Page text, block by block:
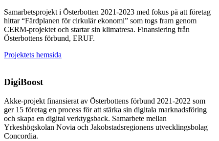
Samarbetsprojekt i Österbotten 2021-2023 med fokus på att företag
hittar “Färdplanen för cirkulär ekonomi” som togs fram genom
CERM-projektet och startar sin klimatresa. Finansiering från
Österbottens förbund, ERUF.
Projektets hemsida
DigiBoost
Akke-projekt finansierat av Österbottens förbund 2021-2022 som
ger 15 företag en process för att stärka sin digitala marknadsföring
och skapa en digital verktygsback. Samarbete mellan
Yrkeshögskolan Novia och Jakobstadsregionens utvecklingsbolag
Concordia.